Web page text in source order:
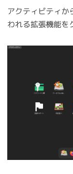
アクティビティか
われる拡張機能を